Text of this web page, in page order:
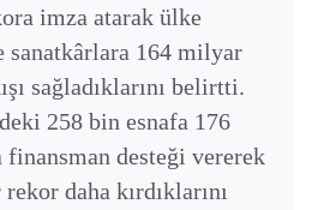
imza atarak ülke
sanatkârlara 164 milyar
sağladıklarını belirtti.
258 bin esnafa 176
desteği vererek
daha kırdıklarını